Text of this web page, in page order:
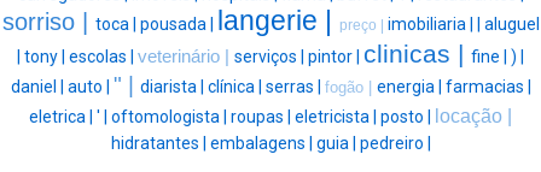
sorriso | toca | pousada | langerie | preço | imobiliaria |
aluguel
tony | escolas | veterinário | serviços | pintor | clinicas | fine | ) |
daniel | auto | " | diarista | clínica | serras | fogão | energia | farmacias |
eletrica | ' | oftomologista | roupas | eletricista | posto | locação |
hidratantes | embalagens | guia | pedreiro |